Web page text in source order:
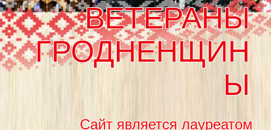
ВЕТЕРАНЫ
ГРОДНЕНЩИН
Ы
Сайт является лауреатом